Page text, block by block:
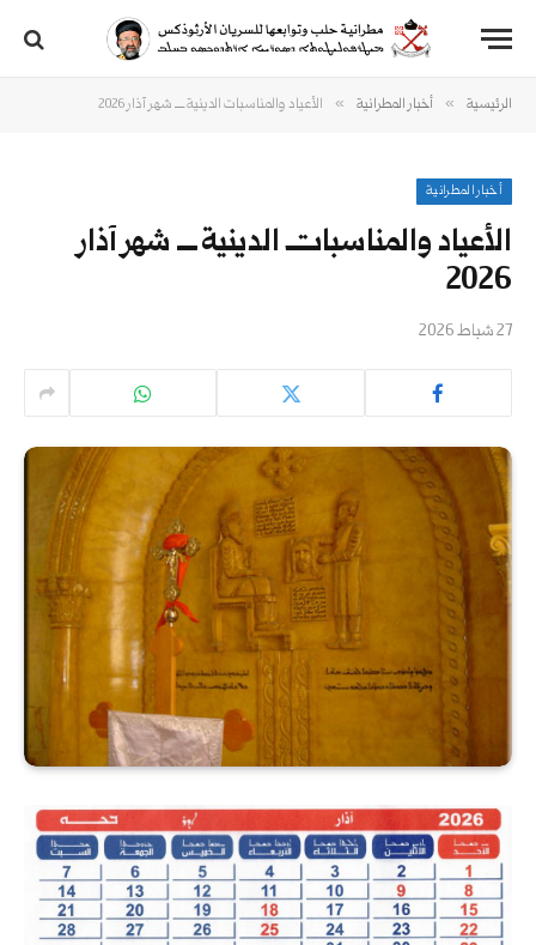
الرئيسية » أخبار المطرانية » الأعياد والمناسبات الدينية ــــ شهر آذار 2026
أخبار المطرانية
الأعياد والمناسبات الدينية ــــ شهر آذار
2026
27 شباط 2026